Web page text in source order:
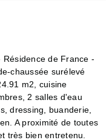
de France -
chaussée surélevé
m2, cuisine
2 salles d'eau
dressing, buanderie,
A proximité de toutes
très bien entretenu.